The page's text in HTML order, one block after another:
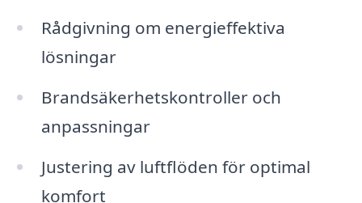
Rådgivning om energieffektiva
lösningar
Brandsäkerhetskontroller och
anpassningar
Justering av luftflöden för optimal
komfort